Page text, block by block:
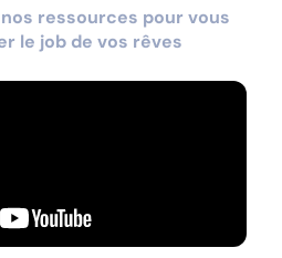
ressources pour vous
le job de vos rêves